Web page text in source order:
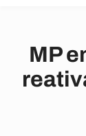
MP